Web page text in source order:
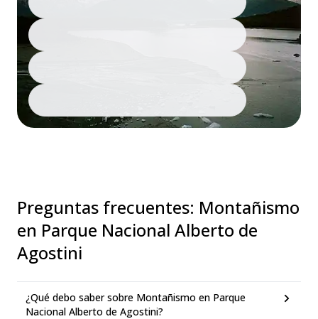
Preguntas frecuentes: Montañismo
en Parque Nacional Alberto de
Agostini
¿Qué debo saber sobre Montañismo en Parque
Nacional Alberto de Agostini?